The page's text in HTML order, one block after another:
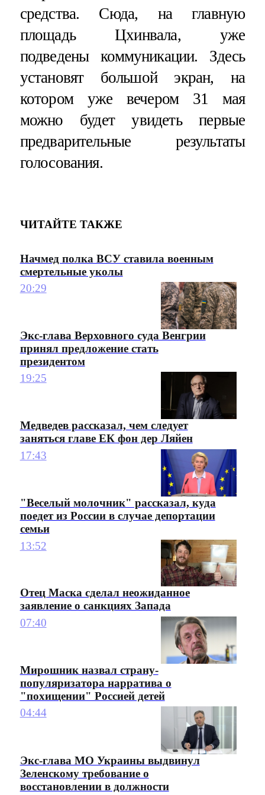
средства. Сюда, на главную
площадь Цхинвала, уже
подведены коммуникации. Здесь
установят большой экран, на
котором уже вечером 31 мая
можно будет увидеть первые
предварительные результаты
голосования.
ЧИТАЙТЕ ТАКЖЕ
Начмед полка ВСУ ставила военным
смертельные уколы
20:29
Экс-глава Верховного суда Венгрии
принял предложение стать
президентом
19:25
Медведев рассказал, чем следует
заняться главе ЕК фон дер Ляйен
17:43
"Веселый молочник" рассказал, куда
поедет из России в случае депортации
семьи
13:52
Отец Маска сделал неожиданное
заявление о санкциях Запада
07:40
Мирошник назвал страну-
популяризатора нарратива о
"похищении" Россией детей
04:44
Экс-глава МО Украины выдвинул
Зеленскому требование о
восстановлении в должности